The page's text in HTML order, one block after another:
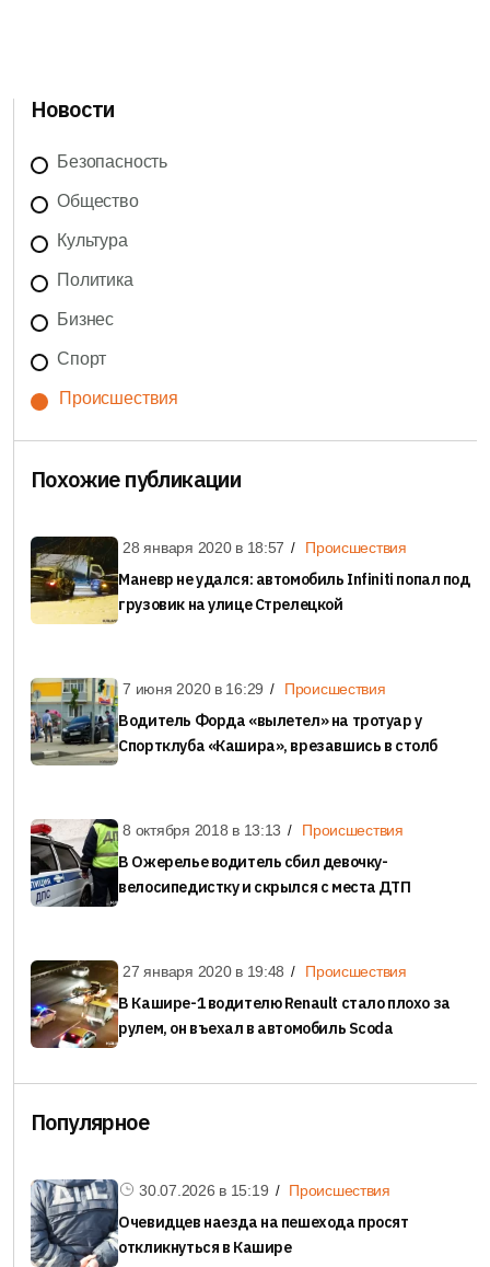
Новости
Безопасность
Общество
Культура
Политика
Бизнес
Спорт
Происшествия
Похожие публикации
28 января 2020 в 18:57 Происшествия
Маневр не удался: автомобиль Infiniti попал под
грузовик на улице Стрелецкой
7 июня 2020 в 16:29 Происшествия
Водитель Форда «вылетел» на тротуар у
Спортклуба «Кашира», врезавшись в столб
8 октября 2018 в 13:13 Происшествия
В Ожерелье водитель сбил девочку-
велосипедистку и скрылся с места ДТП
27 января 2020 в 19:48 Происшествия
В Кашире-1 водителю Renault стало плохо за
рулем, он въехал в автомобиль Scoda
Популярное
30.07.2026 в 15:19 Происшествия
Очевидцев наезда на пешехода просят
откликнуться в Кашире